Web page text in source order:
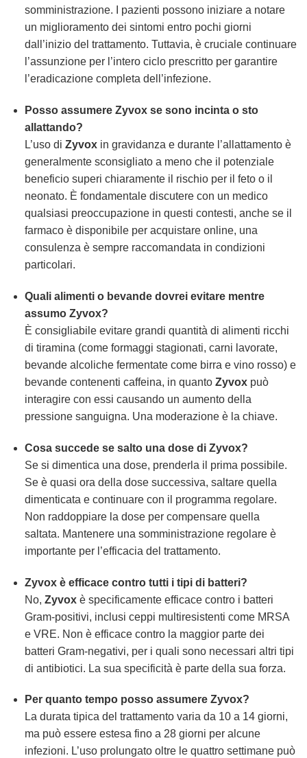
somministrazione. I pazienti possono iniziare a notare
un miglioramento dei sintomi entro pochi giorni
dall’inizio del trattamento. Tuttavia, è cruciale continuare
l’assunzione per l’intero ciclo prescritto per garantire
l’eradicazione completa dell’infezione.
Posso assumere Zyvoxse sono incinta o sto
allattando?
L’uso di Zyvoxin gravidanza e durante l’allattamento è
generalmente sconsigliato a meno che il potenziale
beneficio superi chiaramente il rischio per il feto o il
neonato. È fondamentale discutere con un medico
qualsiasi preoccupazione in questi contesti, anche se il
farmaco è disponibile per acquistare online, una
consulenza è sempre raccomandata in condizioni
particolari.
Quali alimenti o bevande dovrei evitare mentre
assumo Zyvox?
È consigliabile evitare grandi quantità di alimenti ricchi
di tiramina (come formaggi stagionati, carni lavorate,
bevande alcoliche fermentate come birra e vino rosso) e
bevande contenenti caffeina, in quanto Zyvoxpuò
interagire con essi causando un aumento della
pressione sanguigna. Una moderazione è la chiave.
Cosa succede se salto una dose di Zyvox?
Se si dimentica una dose, prenderla il prima possibile.
Se è quasi ora della dose successiva, saltare quella
dimenticata e continuare con il programma regolare.
Non raddoppiare la dose per compensare quella
saltata. Mantenere una somministrazione regolare è
importante per l’efficacia del trattamento.
Zyvoxè efficace contro tutti i tipi di batteri?
No, Zyvoxè specificamente efficace contro i batteri
Gram-positivi, inclusi ceppi multiresistenti come MRSA
e VRE. Non è efficace contro la maggior parte dei
batteri Gram-negativi, per i quali sono necessari altri tipi
di antibiotici. La sua specificità è parte della sua forza.
Per quanto tempo posso assumere Zyvox?
La durata tipica del trattamento varia da 10 a 14 giorni,
ma può essere estesa fino a 28 giorni per alcune
infezioni. L’uso prolungato oltre le quattro settimane può